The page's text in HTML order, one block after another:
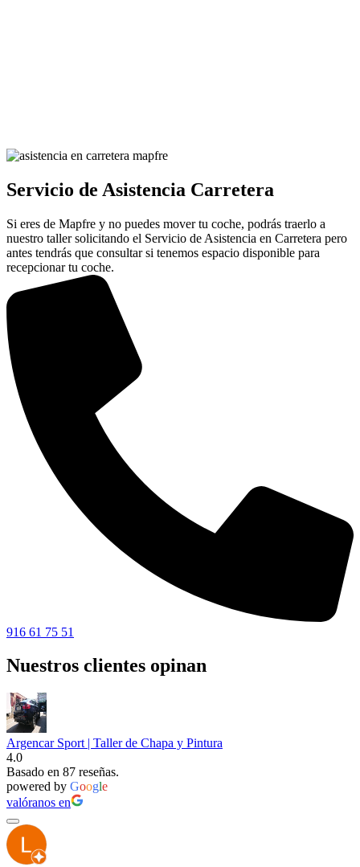
Servicio de Asistencia Carretera
Si eres de Mapfre y no puedes mover tu coche, podrás traerlo a
nuestro taller solicitando el Servicio de Asistencia en Carretera pero
antes tendrás que consultar si tenemos espacio disponible para
recepcionar tu coche.
916 61 75 51
Nuestros clientes opinan
Argencar Sport | Taller de Chapa y Pintura
4.0
Basado en 87 reseñas.
powered by Google
valóranos en